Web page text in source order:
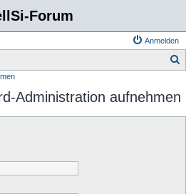
Forum
Anmelden
Administration aufnehmen